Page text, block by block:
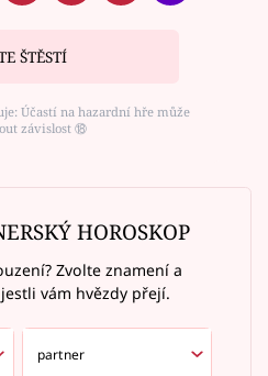
ŠTĚSTÍ
Účastí na hazardní hře může
závislost ⑱
HOROSKOP
Zvolte znamení a
vám hvězdy přejí.